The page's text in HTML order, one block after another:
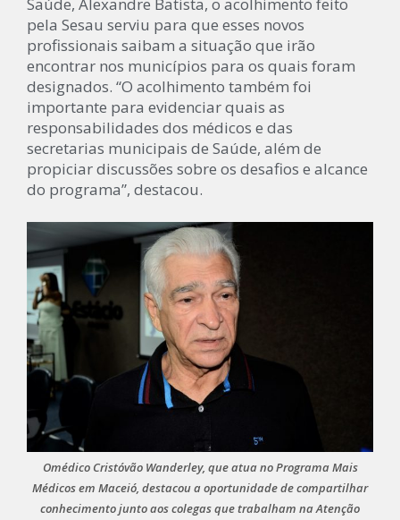
pela Sesau serviu para que esses novos
profissionais saibam a situação que irão
encontrar nos municípios para os quais foram
designados. “O acolhimento também foi
importante para evidenciar quais as
responsabilidades dos médicos e das
secretarias municipais de Saúde, além de
propiciar discussões sobre os desafios e alcance
do programa”, destacou.
Omédico Cristóvão Wanderley, que atua no Programa Mais
Médicos em Maceió, destacou a oportunidade de compartilhar
conhecimento junto aos colegas que trabalham na Atenção